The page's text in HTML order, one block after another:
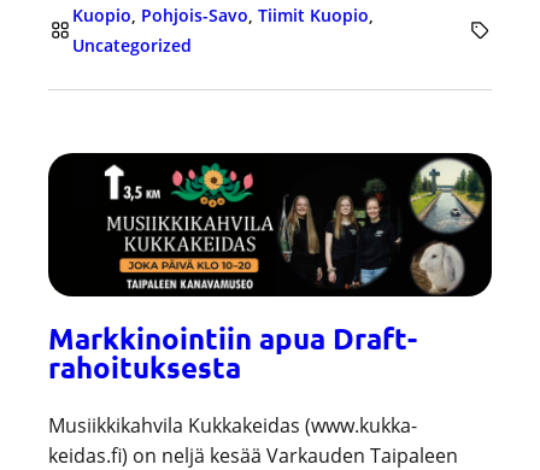
Kuopio, Pohjois-Savo, Tiimit Kuopio
Uncategorized
Markkinointiin apua Draft-
rahoituksesta
Musiikkikahvila Kukkakeidas (www.kukka-
keidas.fi) on neljä kesää Varkauden Taipaleen